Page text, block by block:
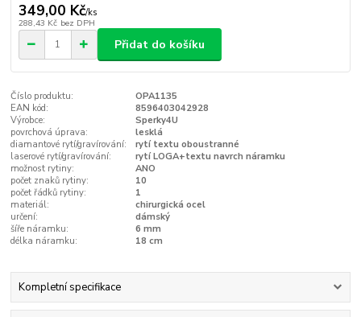
349,00 Kč/ks
288,43 Kč bez DPH
Přidat do košíku
Číslo produktu:
OPA1135
EAN kód:
8596403042928
Výrobce:
Sperky4U
povrchová úprava:
lesklá
diamantové rytí/gravírování:
rytí textu oboustranné
laserové rytí/gravírování:
rytí LOGA+textu navrch náramku
možnost rytiny:
ANO
počet znaků rytiny:
10
počet řádků rytiny:
1
materiál:
chirurgická ocel
určení:
dámský
šíře náramku:
6 mm
délka náramku:
18 cm
Kompletní specifikace